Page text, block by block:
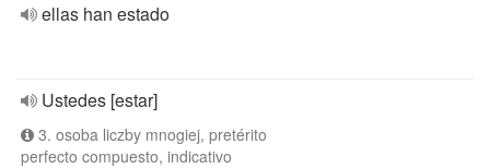
ellas han estado
Ustedes [estar]
3. osoba liczby mnogiej, pretérito
perfecto compuesto, indicativo